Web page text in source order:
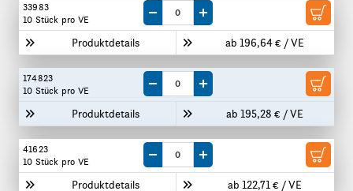
33983
10 Stück pro VE
Produktdetails ab 196,64 € / VE
Menge um eine VE reduzieren
Menge um eine VE erhöhen
174823
10 Stück pro VE
Produktdetails ab 195,28 € / VE
Menge um eine VE reduzieren
Menge um eine VE erhöhen
41623
10 Stück pro VE
Produktdetails ab 122,71 € / VE
Menge um eine VE reduzieren
Menge um eine VE erhöhen